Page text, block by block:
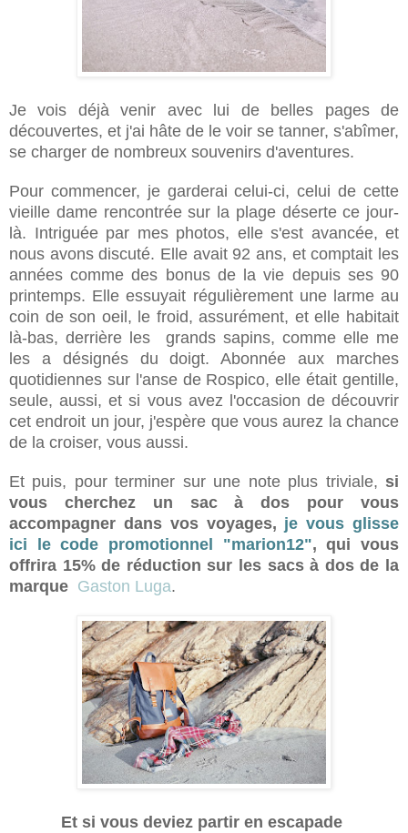
Je vois déjà venir avec lui de belles pages de
découvertes, et j'ai hâte de le voir se tanner, s'abîmer,
se charger de nombreux souvenirs d'aventures.
Pour commencer, je garderai celui-ci, celui de cette
vieille dame rencontrée sur la plage déserte ce jour-
là. Intriguée par mes photos, elle s'est avancée, et
nous avons discuté. Elle avait 92 ans, et comptait les
années comme des bonus de la vie depuis ses 90
printemps. Elle essuyait régulièrement une larme au
coin de son oeil, le froid, assurément, et elle habitait
là-bas, derrière les grands sapins, comme elle me
les a désignés du doigt. Abonnée aux marches
quotidiennes sur l'anse de Rospico, elle était gentille,
seule, aussi, et si vous avez l'occasion de découvrir
cet endroit un jour, j'espère que vous aurez la chance
de la croiser, vous aussi.
Et puis, pour terminer sur une note plus triviale, si
vous cherchez un sac à dos pour vous
accompagner dans vos voyages, je vous glisse
ici le code promotionnel "marion12", qui vous
offrira 15% de réduction sur les sacs à dos de la
marque Gaston Luga.
Et si vous deviez partir en escapade